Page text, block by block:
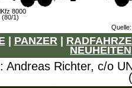
8000
(80/1)
| PANZER|
NEUHEITEN
Andreas Richter, c/o